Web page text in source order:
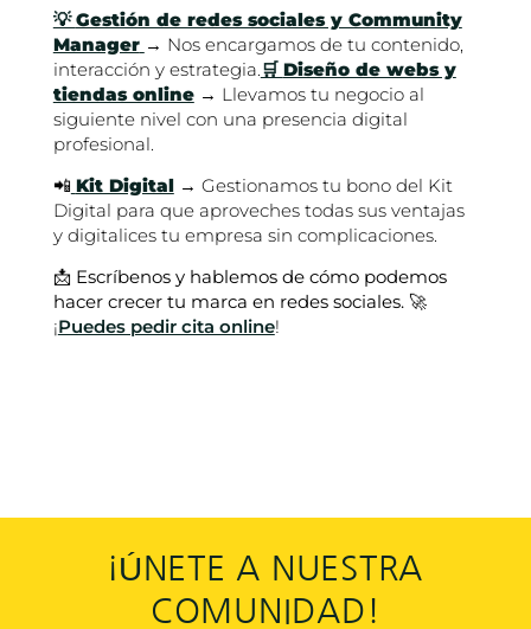
💡Gestión de redes sociales y Community
Manager → Nos encargamos de tu contenido,
interacción y estrategia.🛒 Diseño de webs y
tiendas online→ Llevamos tu negocio al
siguiente nivel con una presencia digital
profesional.
📲 Kit Digital→ Gestionamos tu bono del Kit
Digital para que aproveches todas sus ventajas
y digitalices tu empresa sin complicaciones.
📩 Escríbenos y hablemos de cómo podemos
hacer crecer tu marca en redes sociales.🚀
¡Puedes pedir cita online!
¡ÚNETE A NUESTRA
COMUNIDAD!